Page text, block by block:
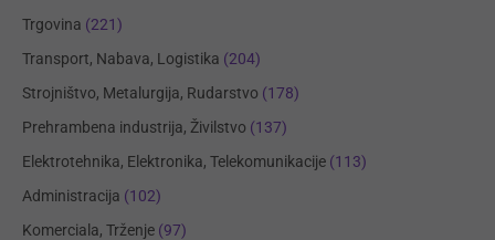
Trgovina (221)
Transport, Nabava, Logistika (204)
Strojništvo, Metalurgija, Rudarstvo (178)
Prehrambena industrija, Živilstvo (137)
Elektrotehnika, Elektronika, Telekomunikacije (113)
Administracija (102)
Komerciala, Trženje (97)